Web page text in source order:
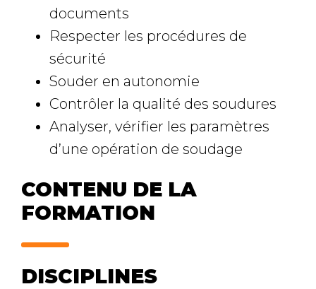
documents
Respecter les procédures de
sécurité
Souder en autonomie
Contrôler la qualité des soudures
Analyser, vérifier les paramètres
d’une opération de soudage
CONTENU DE LA
FORMATION
DISCIPLINES